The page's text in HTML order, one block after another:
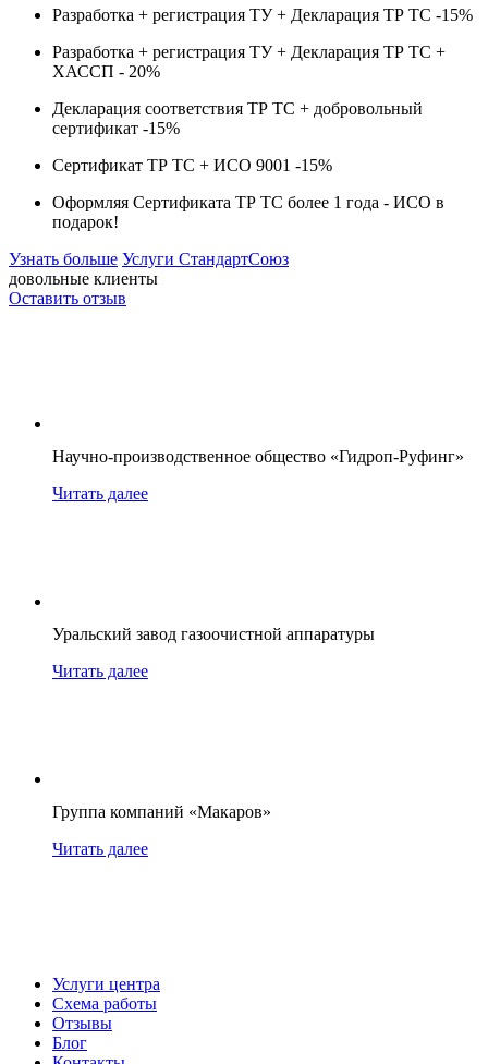
Разработка + регистрация ТУ + Декларация ТР ТС -15%
Разработка + регистрация ТУ + Декларация ТР ТС +
ХАССП - 20%
Декларация соответствия ТР ТС + добровольный
сертификат -15%
Сертификат ТР ТС + ИСО 9001 -15%
Оформляя Сертификата ТР ТС более 1 года - ИСО в
подарок!
Узнать больше Услуги СтандартСоюз
довольные клиенты
Оставить отзыв
Научно-производственное общество «Гидроп-Руфинг»
Читать далее
Уральский завод газоочистной аппаратуры
Читать далее
Группа компаний «Макаров»
Читать далее
Услуги центра
Схема работы
Отзывы
Блог